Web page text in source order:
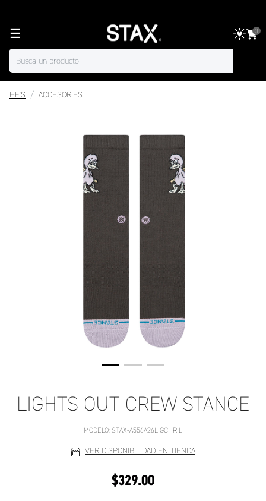
☰ 0
HE'S ACCESORIES
LIGHTS OUT CREW STANCE
MODELO: STAX-A556A26LIGCHR L
VER DISPONIBILIDAD EN TIENDA
$329.00